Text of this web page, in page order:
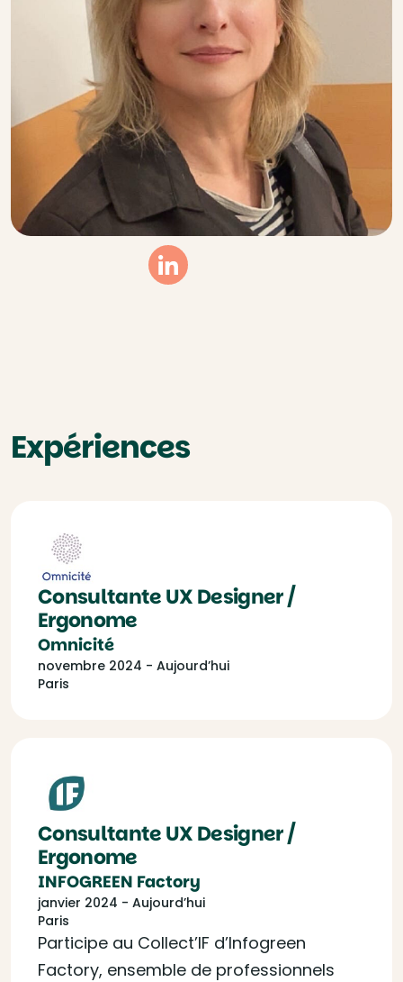
Linkedin
Expériences
Consultante UX Designer /
Ergonome
Omnicité
novembre 2024 - Aujourd’hui
Paris
Consultante UX Designer /
Ergonome
INFOGREEN Factory
janvier 2024 - Aujourd’hui
Paris
Participe au Collect’IF d’Infogreen
Factory, ensemble de professionnels